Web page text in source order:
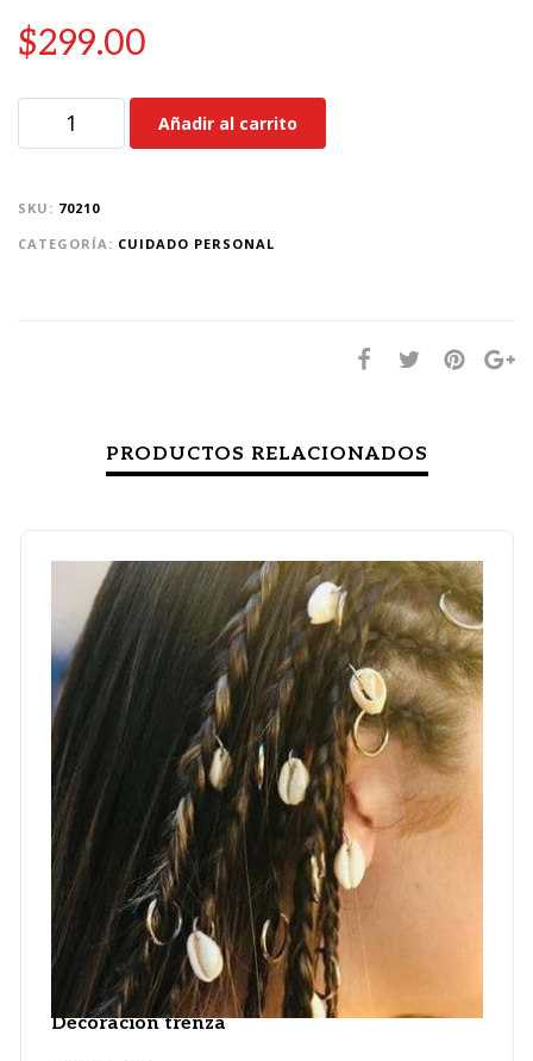
$299.00
Añadir al carrito
SKU: 70210
CATEGORÍA: CUIDADO PERSONAL
PRODUCTOS RELACIONADOS
Decoración trenza